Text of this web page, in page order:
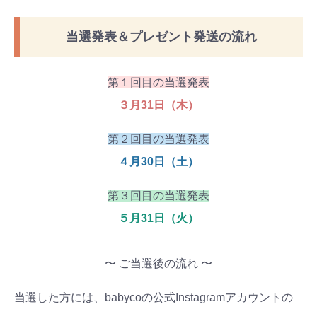
当選発表＆プレゼント発送の流れ
第１回目の当選発表
３月31日（木）
第２回目の当選発表
４月30日（土）
第３回目の当選発表
５月31日（火）
〜 ご当選後の流れ 〜
当選した方には、babycoの公式Instagramアカウントの